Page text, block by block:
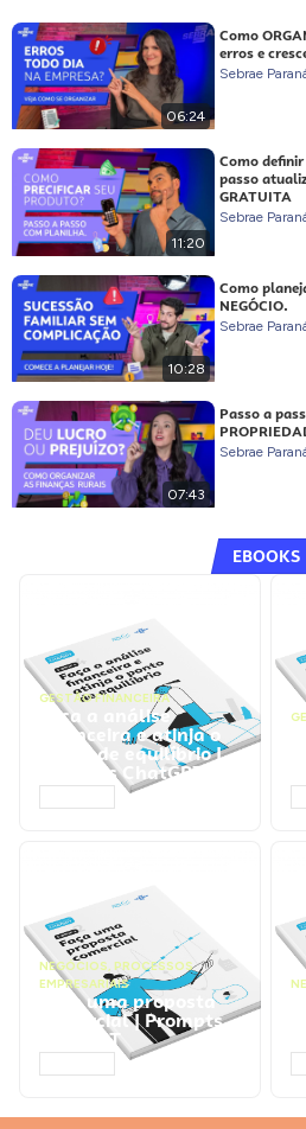
06:24
Como
erros e
Sebrae
11:20
Como definir
passo
GRATUITA
Sebrae
10:28
Como
NEGÓCIO.
Sebrae
07:43
Passo a
Sebrae
EBOOKS
GESTÃO FINANCEIRA
Faça a análise
financeira e atinja o
ponto de equilíbrio |
Prompts ChatGPT
NEGÓCIOS, PROCESSOS
EMPRESARIAIS
Faça uma proposta
comercial | Prompts
ChatGPT